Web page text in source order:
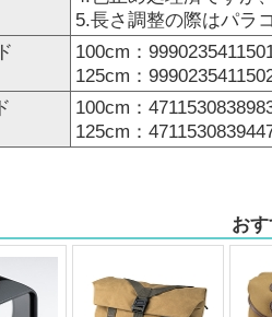
5.長さ調整の際はパラ
100cm：
125cm：
100cm：
125cm：
お